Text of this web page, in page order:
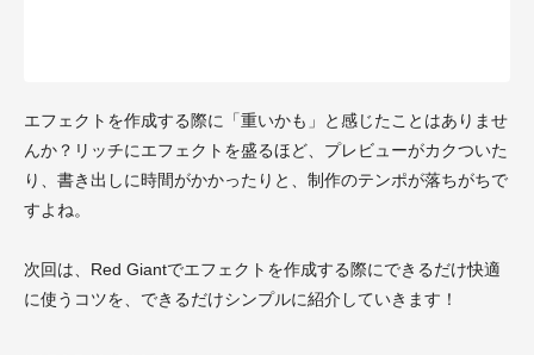
エフェクトを作成する際に「重いかも」と感じたことはありませ
んか？リッチにエフェクトを盛るほど、プレビューがカクついた
り、書き出しに時間がかかったりと、制作のテンポが落ちがちで
すよね。
次回は、Red Giantでエフェクトを作成する際にできるだけ快適
に使うコツを、できるだけシンプルに紹介していきます！